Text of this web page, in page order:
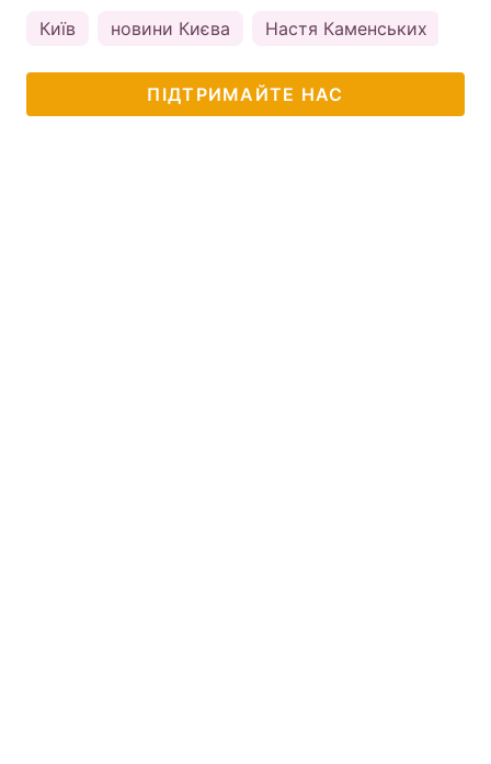
Київ новини Києва Настя Каменських
ПІДТРИМАЙТЕ НАС